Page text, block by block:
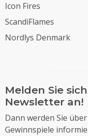
Icon Fires
ScandiFlames
Nordlys Denmark
Melden Sie
Newsletter an!
Dann werden Sie
Gewinnspiele